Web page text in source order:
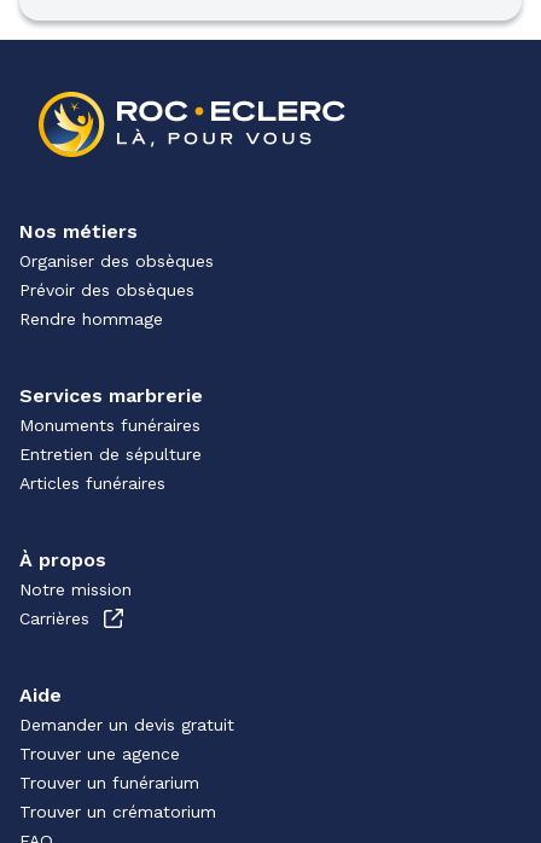
Nos métiers
Organiser des obsèques
Prévoir des obsèques
Rendre hommage
Services marbrerie
Monuments funéraires
Entretien de sépulture
Articles funéraires
À propos
Notre mission
Carrières
Aide
Demander un devis gratuit
Trouver une agence
Trouver un funérarium
Trouver un crématorium